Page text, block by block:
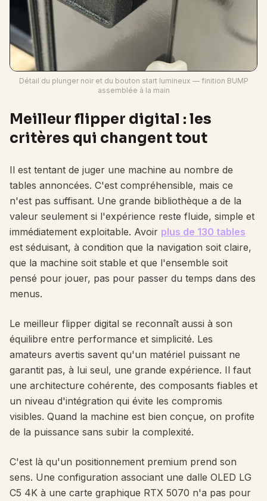
Détail du plunger noir et du bouton start lumineux — finition BUMP
assemblée à la main
Meilleur flipper digital : les
critères qui changent tout
Il est tentant de juger une machine au nombre de
tables annoncées. C'est compréhensible, mais ce
n'est pas suffisant. Une grande bibliothèque a de la
valeur seulement si l'expérience reste fluide, simple et
immédiatement exploitable. Avoir plus de 130 tables
est séduisant, à condition que la navigation soit claire,
que la machine soit stable et que l'ensemble soit
pensé pour jouer, pas pour passer du temps dans des
menus.
Le meilleur flipper digital se reconnaît aussi à son
équilibre entre performance et simplicité. Les
amateurs avertis savent qu'un matériel puissant ne
garantit pas, à lui seul, une grande expérience. Il faut
une architecture cohérente, des composants fiables et
un niveau d'intégration qui évite les compromis
visibles. Quand la machine est bien conçue, on profite
de la puissance sans subir la complexité.
C'est là qu'un positionnement premium prend son
sens. Une configuration associant une dalle OLED LG
C5 4K à une carte graphique RTX 5070 n'a pas pour